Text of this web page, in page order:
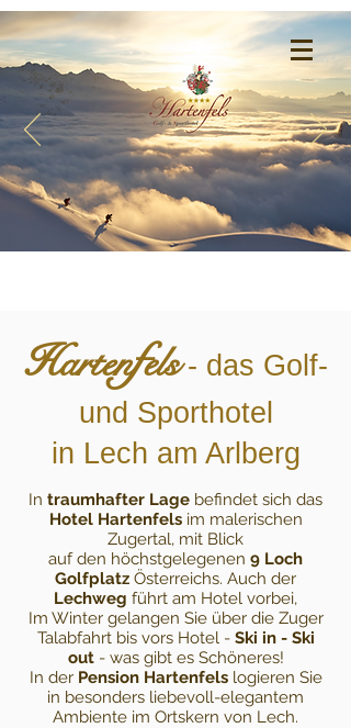
Hartenfels - das Golf-
und Sporthotel
in Lech am Arlberg
In traumhafter Lage befindet sich das
Hotel Hartenfels im malerischen
Zugertal, mit Blick
auf den höchstgelegenen 9 Loch
Golfplatz Österreichs. Auch der
Lechweg führt am Hotel vorbei,
Im Winter gelangen Sie über die Zuger
Talabfahrt bis vors Hotel - Ski in - Ski
out - was gibt es Schöneres!
In der Pension Hartenfels logieren Sie
in besonders liebevoll-elegantem
Ambiente im Ortskern von Lech.